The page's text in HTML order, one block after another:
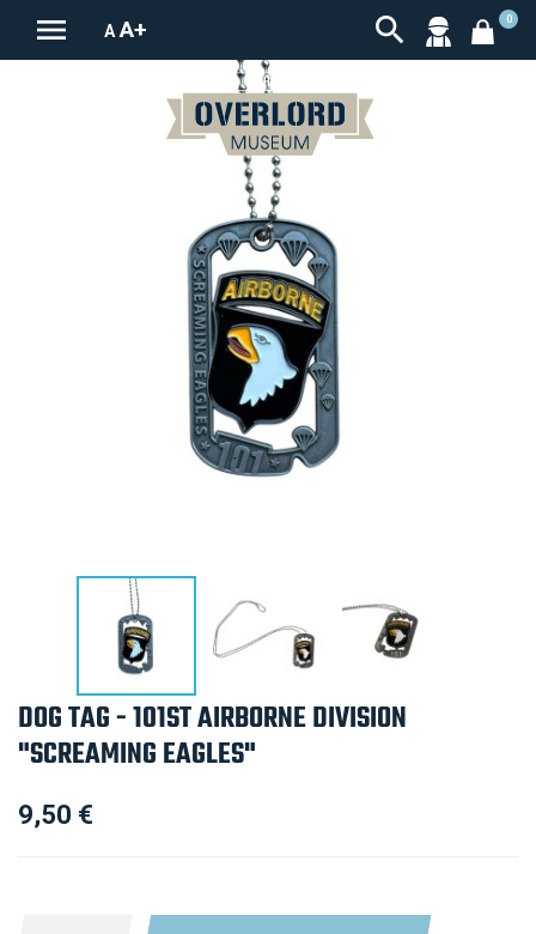
 A A+  0
DOG TAG - 101ST AIRBORNE DIVISION
"SCREAMING EAGLES"
9,50 €